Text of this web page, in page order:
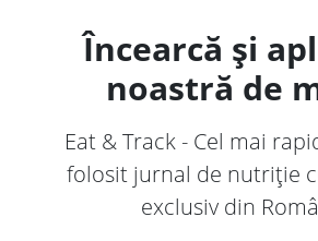
Încearcă și
noastră de
Eat & Track - Cel mai
folosit jurnal de nutriție
exclusiv din